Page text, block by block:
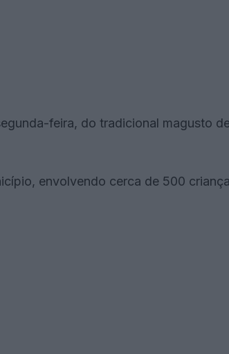
feira, do tradicional magusto
envolvendo cerca de 500